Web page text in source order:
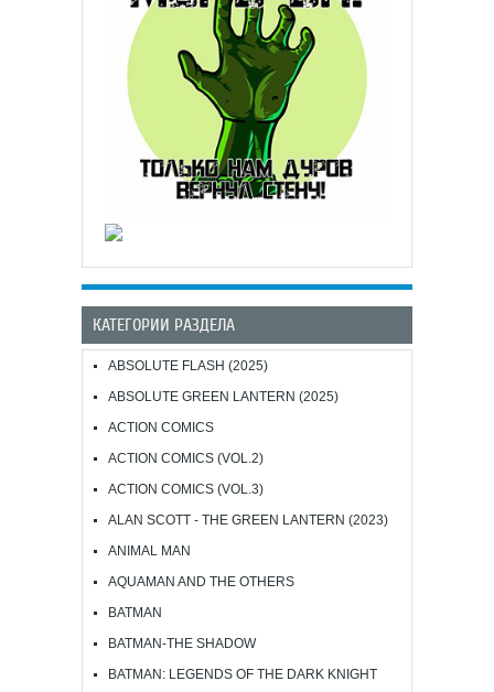
КАТЕГОРИИ РАЗДЕЛА
ABSOLUTE FLASH (2025)
ABSOLUTE GREEN LANTERN (2025)
ACTION COMICS
ACTION COMICS (VOL.2)
ACTION COMICS (VOL.3)
ALAN SCOTT - THE GREEN LANTERN (2023)
ANIMAL MAN
AQUAMAN AND THE OTHERS
BATMAN
BATMAN-THE SHADOW
BATMAN: LEGENDS OF THE DARK KNIGHT